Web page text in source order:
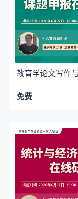
免费